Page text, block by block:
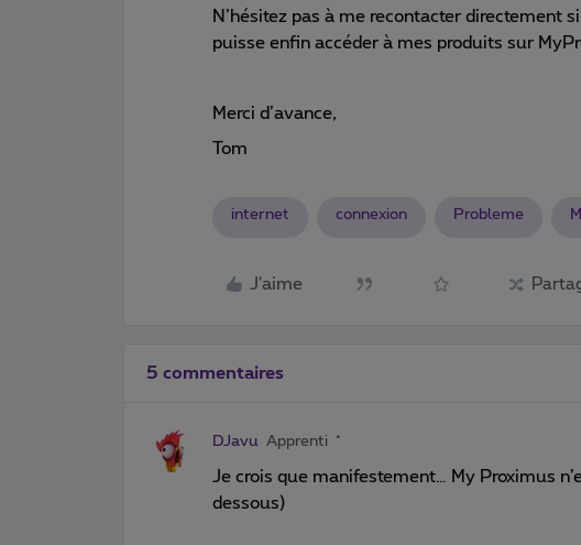
N’hésitez pas à me recontacter directement
puisse enfin accéder à mes produits sur
Merci d’avance,
Tom
internet connexion Probleme
J'aime
5 commentaires
DJavu Apprenti
Je crois que manifestement… My Proximus
dessous)